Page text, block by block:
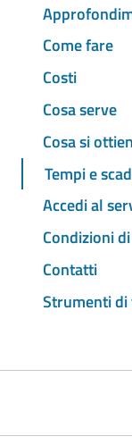
Come fare
Costi
Cosa serve
Cosa si
Tempi e
Accedi al
Condizioni
Contatti
Strumenti